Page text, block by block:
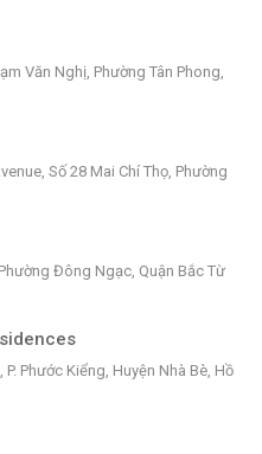
Văn Nghị, Phường Tân Phong,
Số 28 Mai Chí Thọ, Phường
Đông Ngạc, Quận Bắc Từ
Phước Kiểng, Huyện Nhà Bè, Hồ